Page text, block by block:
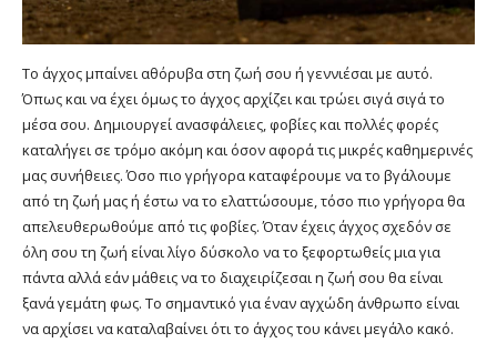
Το άγχος μπαίνει αθόρυβα στη ζωή σου ή γεννιέσαι με αυτό.
Όπως και να έχει όμως το άγχος αρχίζει και τρώει σιγά σιγά το
μέσα σου. Δημιουργεί ανασφάλειες, φοβίες και πολλές φορές
καταλήγει σε τρόμο ακόμη και όσον αφορά τις μικρές καθημερινές
μας συνήθειες. Όσο πιο γρήγορα καταφέρουμε να το βγάλουμε
από τη ζωή μας ή έστω να το ελαττώσουμε, τόσο πιο γρήγορα θα
απελευθερωθούμε από τις φοβίες. Όταν έχεις άγχος σχεδόν σε
όλη σου τη ζωή είναι λίγο δύσκολο να το ξεφορτωθείς μια για
πάντα αλλά εάν μάθεις να το διαχειρίζεσαι η ζωή σου θα είναι
ξανά γεμάτη φως. Το σημαντικό για έναν αγχώδη άνθρωπο είναι
να αρχίσει να καταλαβαίνει ότι το άγχος του κάνει μεγάλο κακό.